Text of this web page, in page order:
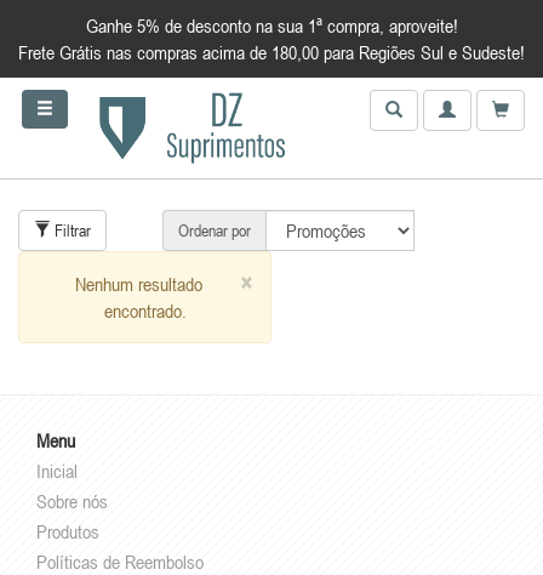
Ganhe 5% de desconto na sua 1ª compra, aproveite!
Frete Grátis nas compras acima de 180,00 para Regiões Sul e Sudeste!
Filtrar Ordenar por
×
Nenhum resultado
encontrado.
Menu
Inicial
Sobre nós
Produtos
Políticas de Reembolso